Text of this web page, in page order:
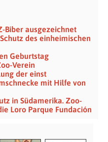
Biber ausgezeichnet
des einheimischen
Geburtstag
Verein
der einst
mit Hilfe von
in Südamerika. Zoo-
Loro Parque Fundación